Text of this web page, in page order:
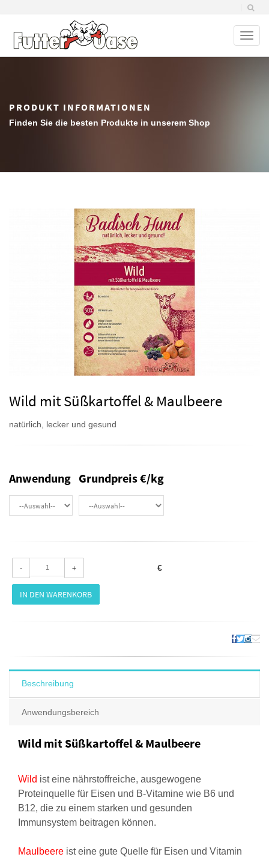
PRODUKT INFORMATIONEN
Finden Sie die besten Produkte in unserem Shop
Wild mit Süßkartoffel & Maulbeere
natürlich, lecker und gesund
Anwendung Grundpreis €/kg
- + €
IN DEN WARENKORB
Beschreibung
Anwendungsbereich
Wild mit Süßkartoffel & Maulbeere
Wild ist eine nährstoffreiche, ausgewogene
Proteinquelle für Eisen und B-Vitamine wie B6 und
B12, die zu einem starken und gesunden
Immunsystem beitragen können.
Maulbeere ist eine gute Quelle für Eisen und Vitamin